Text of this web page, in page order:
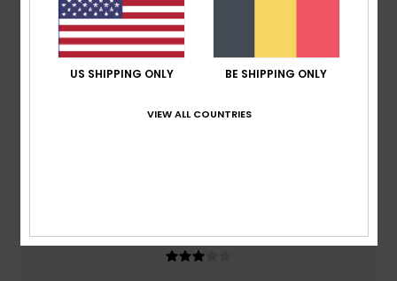
gebaseerd op1 geverifieerde beoordelingensinds
3.0
US SHIPPING ONLY BE SHIPPING ONLY
VIEW ALL COUNTRIES